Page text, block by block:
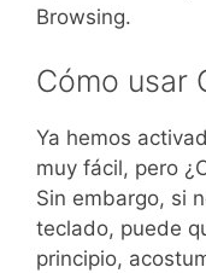
Browsing.
Cómo usar
Ya hemos
muy fácil, pero
Sin embargo, si
teclado, puede
principio,